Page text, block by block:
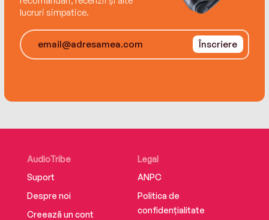
International bestselling author Emelie Schepp
Jana Berzelius in this first novel of a
suspenseful, chilling trilogy.
lucruri simpatice.
Înscriere
AudioTribe
Suport
Despre noi
Creează un cont
Legal
ANPC
Politica de
confidențialitate